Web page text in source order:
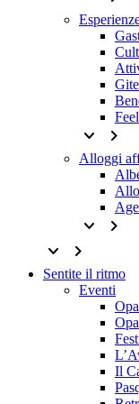
Gite
keyboard_arrow_down keyboard_arrow_right
Alloggi
keyboard_arrow_down
keyboard_arrow_right
keyboard_arrow_down
keyboard_arrow_right
Sentite il ritmo
Eventi
Il